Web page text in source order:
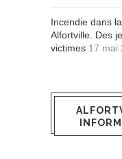
Incendie dans
Alfortville. Des
victimes 17 mai